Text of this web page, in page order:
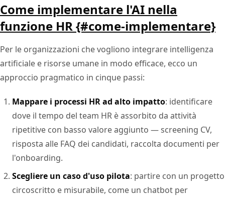
Come implementare l'AI nella
funzione HR {#come-implementare}
Per le organizzazioni che vogliono integrare intelligenza
artificiale e risorse umane in modo efficace, ecco un
approccio pragmatico in cinque passi:
Mappare i processi HR ad alto impatto: identificare
dove il tempo del team HR è assorbito da attività
ripetitive con basso valore aggiunto — screening CV,
risposta alle FAQ dei candidati, raccolta documenti per
l'onboarding.
Scegliere un caso d'uso pilota: partire con un progetto
circoscritto e misurabile, come un chatbot per